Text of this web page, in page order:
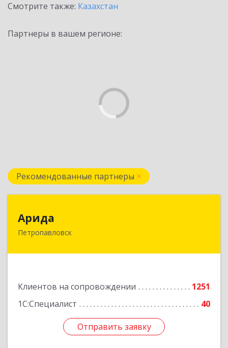
Смотрите также: Казахстан
Партнеры в вашем регионе:
Рекомендованные партнеры
Арида
Петропавловск
Клиентов на сопровождении
1251
1С:Специалист
40
Отправить заявку
150013, Казахстан, СКО, г.Петропавловск,
Отправить заявку